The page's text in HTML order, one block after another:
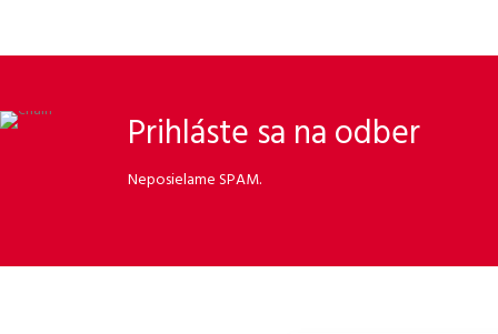
Prihláste sa na odber
Neposielame SPAM.